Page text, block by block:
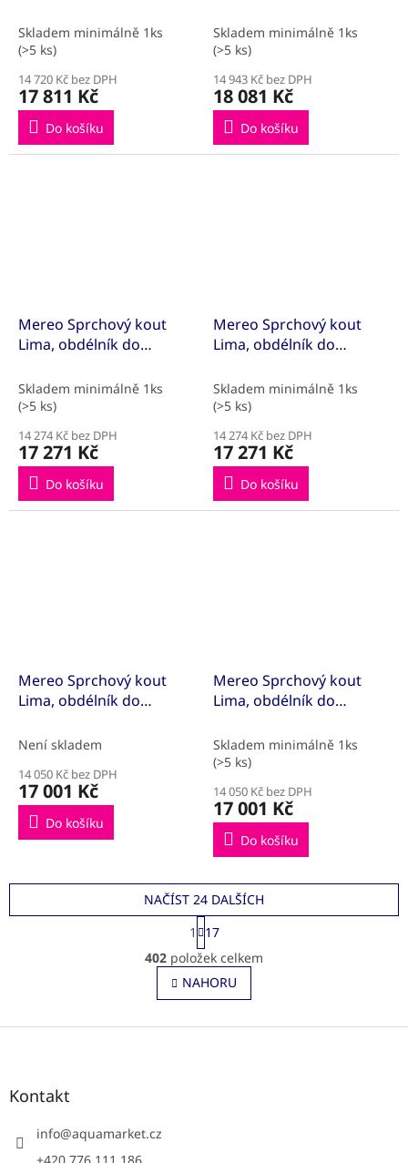
100x80x100 cm, chrom
ALU, sklo Point
Skladem minimálně 1ks
(>5 ks)
14 720 Kč bez DPH
17 811 Kč
Do košíku
100x90x100 cm, chrom
ALU, sklo Point
Skladem minimálně 1ks
(>5 ks)
14 943 Kč bez DPH
18 081 Kč
Do košíku
Mereo Sprchový kout
Lima, obdélník do
80x100x80 cm, chrom
ALU, sklo Čiré
Skladem minimálně 1ks
(>5 ks)
14 274 Kč bez DPH
17 271 Kč
Do košíku
Mereo Sprchový kout
Lima, obdélník do
80x100x80 cm, chrom
ALU, sklo Point
Skladem minimálně 1ks
(>5 ks)
14 274 Kč bez DPH
17 271 Kč
Do košíku
Mereo Sprchový kout
Lima, obdélník do
80x90x80 cm, chrom ALU,
Není skladem
14 050 Kč bez DPH
17 001 Kč
Do košíku
Mereo Sprchový kout
Lima, obdélník do
80x90x80 cm, chrom ALU,
sklo Point
Skladem minimálně 1ks
(>5 ks)
14 050 Kč bez DPH
17 001 Kč
Do košíku
O
v
l
á
NAČÍST 24 DALŠÍCH
S
t
r
á
n
k
v
1
17
402 položek celkem
NAHORU
Z
Kontakt
info@aquamarket.cz